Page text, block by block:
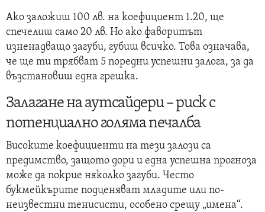
Ако заложиш 100 лв. на коефициент 1.20, ще
спечелиш само 20 лв. Но ако фаворитът
изненадващо загуби, губиш всичко. Това означава,
че ще ти трябват 5 поредни успешни залога, за да
възстановиш една грешка.
Залагане на аутсайдери – риск с
потенциално голяма печалба
Високите коефициенти на тези залози са
предимство, защото дори и една успешна прогноза
може да покрие няколко загуби. Често
букмейкърите подценяват младите или по-
неизвестни тенисисти, особено срещу „имена“.